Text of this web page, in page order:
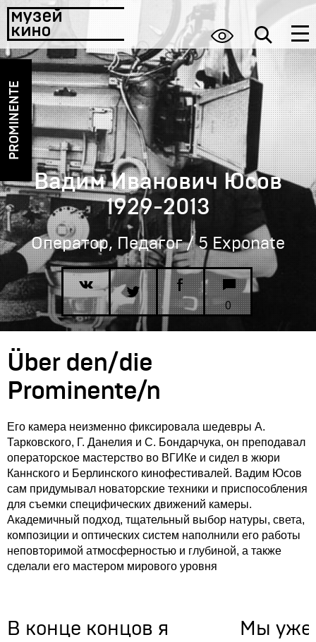
PROMINENTE
0
Вадим Иванович Юсов
1929-2013
Оператор, Педагог / 5 Exponate
Über den/die
Prominente/n
Его камера неизменно фиксировала шедевры А.
Тарковского, Г. Данелия и С. Бондарчука, он преподавал
операторское мастерство во ВГИКе и сидел в жюри
Каннского и Берлинского кинофестивалей. Вадим Юсов
сам придумывал новаторские техники и приспособления
для съемки специфических движений камеры.
Академичный подход, тщательный выбор натуры, света,
композиции и оптических систем наполнили его работы
неповторимой атмосферностью и глубиной, а также
сделали его мастером мирового уровня
В конце концов я
Мы уже